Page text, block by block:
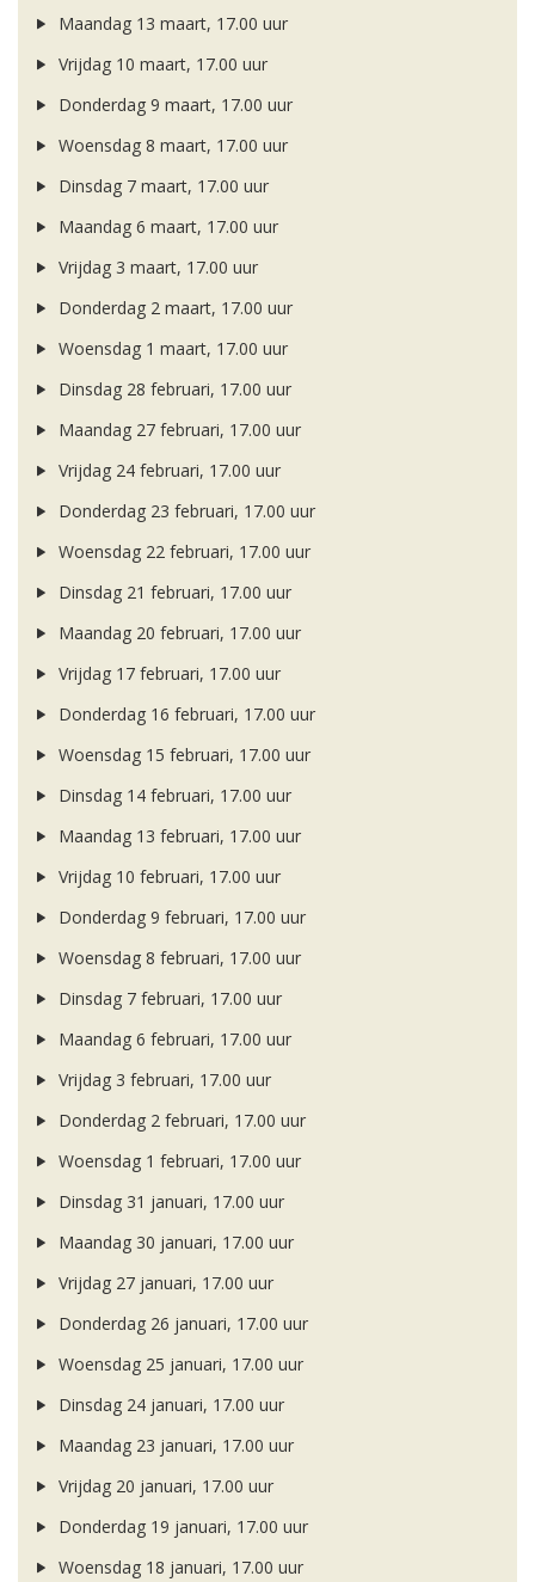
Maandag 13 maart, 17.00 uur
Vrijdag 10 maart, 17.00 uur
Donderdag 9 maart, 17.00 uur
Woensdag 8 maart, 17.00 uur
Dinsdag 7 maart, 17.00 uur
Maandag 6 maart, 17.00 uur
Vrijdag 3 maart, 17.00 uur
Donderdag 2 maart, 17.00 uur
Woensdag 1 maart, 17.00 uur
Dinsdag 28 februari, 17.00 uur
Maandag 27 februari, 17.00 uur
Vrijdag 24 februari, 17.00 uur
Donderdag 23 februari, 17.00 uur
Woensdag 22 februari, 17.00 uur
Dinsdag 21 februari, 17.00 uur
Maandag 20 februari, 17.00 uur
Vrijdag 17 februari, 17.00 uur
Donderdag 16 februari, 17.00 uur
Woensdag 15 februari, 17.00 uur
Dinsdag 14 februari, 17.00 uur
Maandag 13 februari, 17.00 uur
Vrijdag 10 februari, 17.00 uur
Donderdag 9 februari, 17.00 uur
Woensdag 8 februari, 17.00 uur
Dinsdag 7 februari, 17.00 uur
Maandag 6 februari, 17.00 uur
Vrijdag 3 februari, 17.00 uur
Donderdag 2 februari, 17.00 uur
Woensdag 1 februari, 17.00 uur
Dinsdag 31 januari, 17.00 uur
Maandag 30 januari, 17.00 uur
Vrijdag 27 januari, 17.00 uur
Donderdag 26 januari, 17.00 uur
Woensdag 25 januari, 17.00 uur
Dinsdag 24 januari, 17.00 uur
Maandag 23 januari, 17.00 uur
Vrijdag 20 januari, 17.00 uur
Donderdag 19 januari, 17.00 uur
Woensdag 18 januari, 17.00 uur